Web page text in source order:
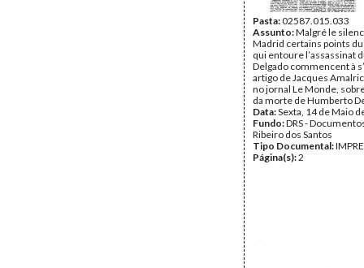
Pasta:02587.015.033
Assunto:Malgré le
Madrid certains points
qui entoure l’assassinat
Delgado commencent à
artigo de Jacques
no jornal Le Monde,
da morte de Humberto
Data:Sexta, 14 de Maio
Fundo:DRS -
Ribeiro dos Santos
Tipo Documental:
Página(s):2